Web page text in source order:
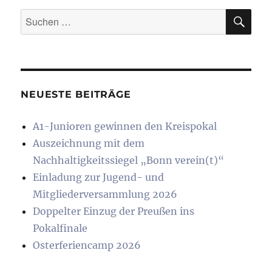
Suchen
nach:
NEUESTE BEITRÄGE
A1-Junioren gewinnen den Kreispokal
Auszeichnung mit dem
Nachhaltigkeitssiegel „Bonn verein(t)“
Einladung zur Jugend- und
Mitgliederversammlung 2026
Doppelter Einzug der Preußen ins
Pokalfinale
Osterferiencamp 2026